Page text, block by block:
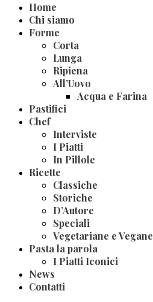
Home
Chi siamo
Forme
Corta
Lunga
Ripiena
All’Uovo
Acqua e Farina
Pastifici
Chef
Interviste
I Piatti
In Pillole
Ricette
Classiche
Storiche
D’Autore
Speciali
Vegetariane e Vegane
Pasta la parola
I Piatti Iconici
News
Contatti